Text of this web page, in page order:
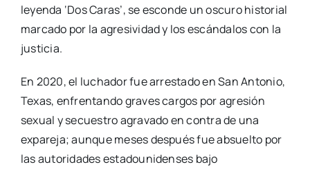
leyenda ‘Dos Caras’, se esconde un oscuro historial
marcado por la agresividad y los escándalos con la
justicia.
En 2020,el luchador fue arrestado en San Antonio,
Texas, enfrentando graves cargos por agresión
sexual y secuestro agravado en contra de una
expareja; aunque meses después fue absuelto por
las autoridades estadounidenses bajo